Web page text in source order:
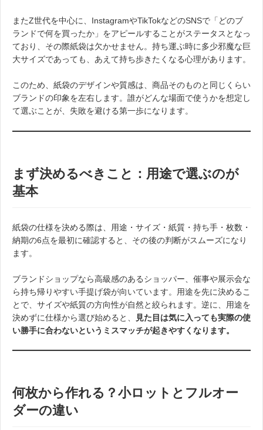
またZ世代を中心に、InstagramやTikTokなどのSNSで「どのブ
ランドで何を買ったか」をアピールすることがステータスとなっ
ており、その際紙袋は欠かせません。持ち運ぶ時に多少邪魔な巨
大サイズであっても、あえて持ち歩きたくなる心理があります。
このため、紙袋のデザインや質感は、商品そのものと同じくらい
ブランドの印象を左右します。誰がどんな場面で使うかを想定し
て選ぶことが、失敗を避ける第一歩になります。
まず決めるべきこと：用途で選ぶのが
基本
紙袋の仕様を決める際は、用途・サイズ・紙質・持ち手・枚数・
納期の6点を最初に確認すると、その後の判断がスムーズになり
ます。
ブランドショップなら高級感のあるショッパー、催事や展示会な
ら持ち帰りやすい手提げ袋が向いています。用途を先に決めるこ
とで、サイズや紙質の方向性が自然と絞られます。逆に、用途を
決めずに仕様から選び始めると、
見た目は気に入っても実際の使
い勝手に合わないというミスマッチが起きやすくなります。
何枚から作れる？小ロットとフルオー
ダーの違い